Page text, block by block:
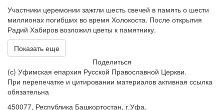
Участники церемонии зажгли шесть свечей в память о шести
миллионах погибших во время Холокоста. После открытия
Радий Хабиров возложил цветы к памятнику.
Показать еще
Поделиться
(с) Уфимская епархия Русской Православной Церкви.
При перепечатке и цитировании материалов активная ссылка
обязательна
450077, Республика Башкортостан, г.Уфа,